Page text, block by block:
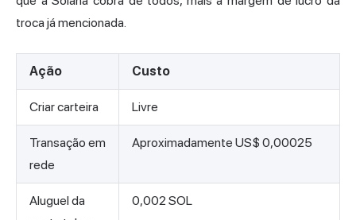
troca já mencionada.
Ação Custo
Criar carteira Livre
Transação em
rede
Aproximadamente US$ 0,00025
Aluguel da
0,002 SOL